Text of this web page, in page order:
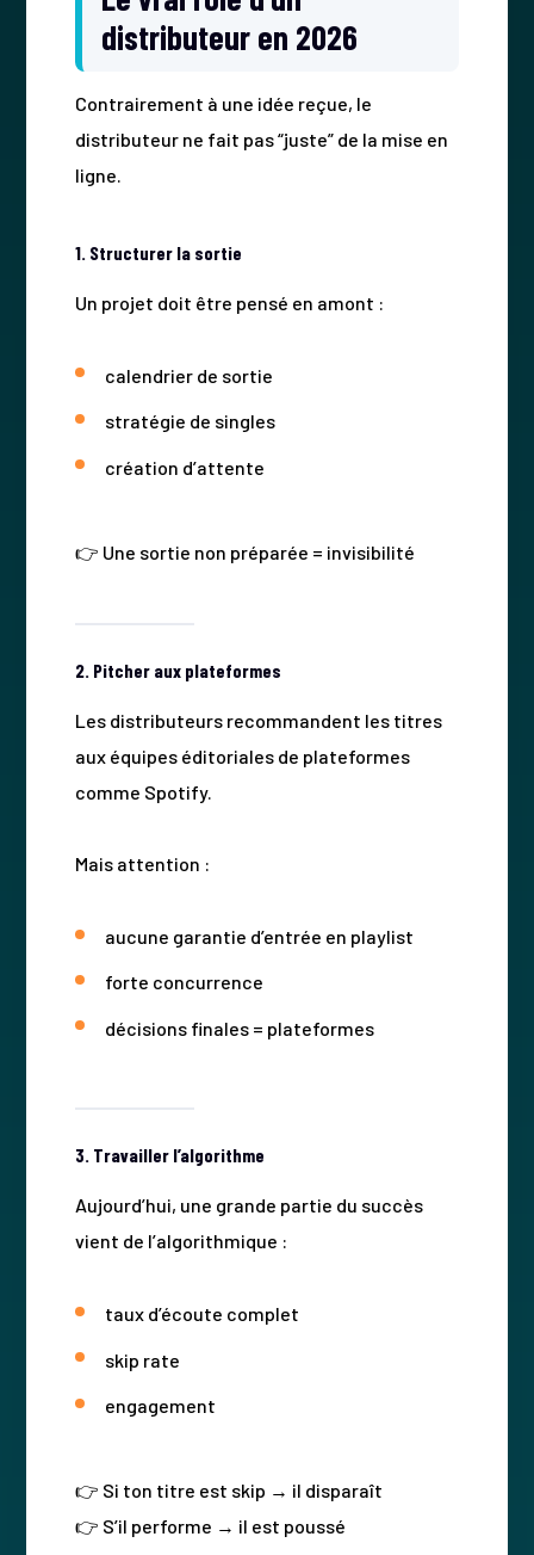
distributeur en 2026
Contrairement à une idée reçue, le
distributeur ne fait pas “juste” de la mise en
ligne.
1. Structurer la sortie
Un projet doit être pensé en amont :
calendrier de sortie
stratégie de singles
création d’attente
👉 Une sortie non préparée = invisibilité
2. Pitcher aux plateformes
Les distributeurs recommandent les titres
aux équipes éditoriales de plateformes
comme Spotify.
Mais attention :
aucune garantie d’entrée en playlist
forte concurrence
décisions finales = plateformes
3. Travailler l’algorithme
Aujourd’hui, une grande partie du succès
vient de l’algorithmique :
taux d’écoute complet
skip rate
engagement
👉 Si ton titre est skip → il disparaît
👉 S’il performe → il est poussé